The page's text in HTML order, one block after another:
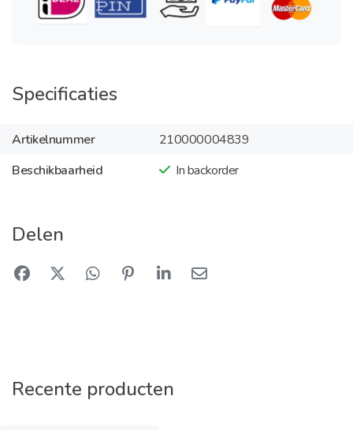
Specificaties
Artikelnummer
210000004839
Beschikbaarheid
In backorder
Delen
Recente producten